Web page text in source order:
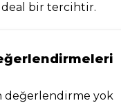
bir tercihtir.
değerlendirme yok